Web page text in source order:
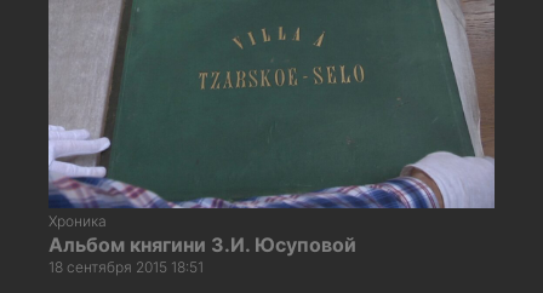
Хроника
Альбом княгини З.И. Юсуповой
18 сентября 2015 18:51